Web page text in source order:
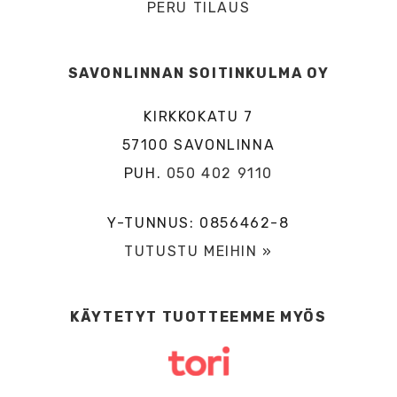
PERU TILAUS
SAVONLINNAN SOITINKULMA OY
KIRKKOKATU 7
57100 SAVONLINNA
PUH. 050 402 9110
Y-TUNNUS: 0856462-8
TUTUSTU MEIHIN »
KÄYTETYT TUOTTEEMME MYÖS